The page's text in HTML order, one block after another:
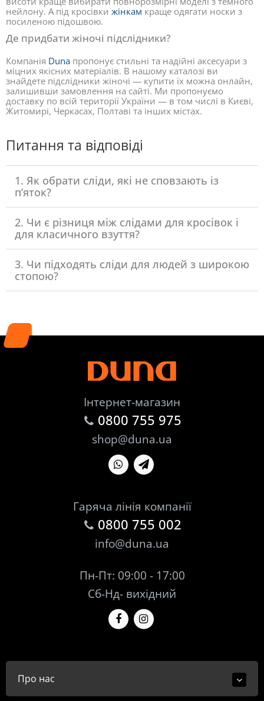
нейлону. А під кросівки жінкам краще одягати носки з
посиленою підошвою.
Де придбати жіночі підслідники?
Компанія Duna пропонує стильні та надійні аксесуари з
міцних якісних матеріалів. В нашому каталозі ви
знайдете підслідники жіночі — купити їх можна онлайн,
залишивши замовлення на сайті. Ми пропонуємо
доставку по всій території України — в том числі в Києві,
Житомирі, Черкасах, Полтаві та інших містах.
Питання та відповіді
1. Як обрати сліди, які не сповзають із
п’яток?
2. Чи є різниця між слідами для кросівок і
для класичного взуття?
3. Чи підходять сліди для людей з широкою
стопою?
Інтернет-магазин
0800 755 975
shop@duna.ua
Гаряча лінія компанії
0800 755 002
info@duna.ua
Пн-Пт: 09:00 - 17:00
Сб-Нд- вихідний
Про нас